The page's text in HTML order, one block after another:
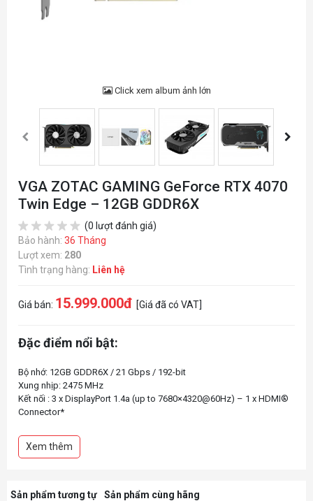
Click xem album ảnh lớn
VGA ZOTAC GAMING GeForce RTX 4070
Twin Edge – 12GB GDDR6X
(0 lượt đánh giá)
Bảo hành: 36 Tháng
Lượt xem: 280
Tình trạng hàng: Liên hệ
Giá bán: 15.999.000đ [Giá đã có VAT]
Đặc điểm nổi bật:
Bộ nhớ: 12GB GDDR6X / 21 Gbps / 192-bit
Xung nhịp: 2475 MHz
Kết nối : 3 x DisplayPort 1.4a (up to 7680×4320@60Hz) – 1 x HDMI®
Connector*
Xem thêm
Sản phẩm tương tự Sản phẩm cùng hãng